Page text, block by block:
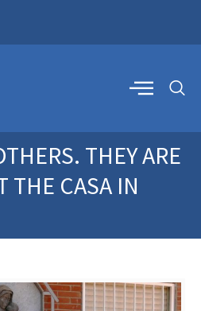
THEY ARE
THE CASA IN